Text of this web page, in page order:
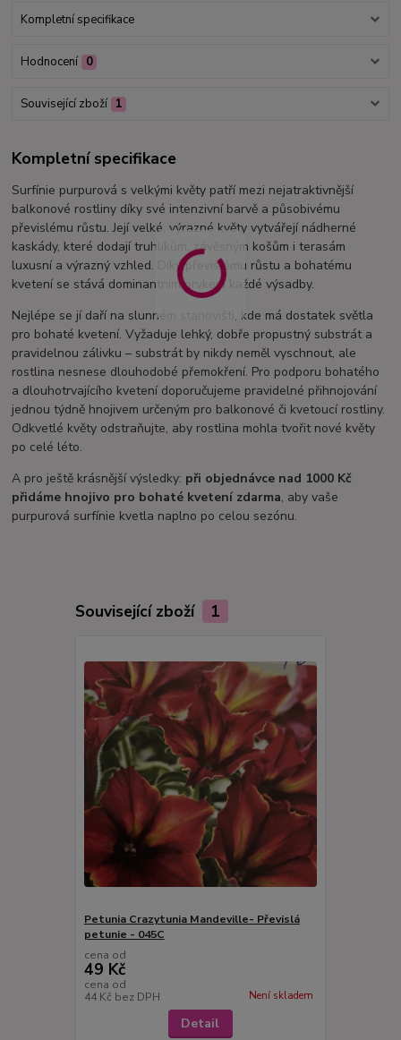
Kompletní specifikace
Hodnocení 0
Související zboží 1
Kompletní specifikace
Surfínie purpurová s velkými květy patří mezi nejatraktivnější
balkonové rostliny díky své intenzivní barvě a působivému
převislému růstu. Její velké, výrazné květy vytvářejí nádherné
kaskády, které dodají truhlíkům, závěsným košům i terasám
luxusní a výrazný vzhled. Díky převislému růstu a bohatému
kvetení se stává dominantním prvkem každé výsadby.
Nejlépe se jí daří na slunném stanovišti, kde má dostatek světla
pro bohaté kvetení. Vyžaduje lehký, dobře propustný substrát a
pravidelnou zálivku – substrát by nikdy neměl vyschnout, ale
rostlina nesnese dlouhodobé přemokření. Pro podporu bohatého
a dlouhotrvajícího kvetení doporučujeme pravidelné přihnojování
jednou týdně hnojivem určeným pro balkonové či kvetoucí rostliny.
Odkvetlé květy odstraňujte, aby rostlina mohla tvořit nové květy
po celé léto.
A pro ještě krásnější výsledky: při objednávce nad 1000 Kč
přidáme hnojivo pro bohaté kvetení zdarma, aby vaše
purpurová surfínie kvetla naplno po celou sezónu.
Související zboží 1
Petunia Crazytunia Mandeville- Převislá
petunie - 045C
cena od
49 Kč
cena od
44 Kč bez DPH Není skladem
Detail